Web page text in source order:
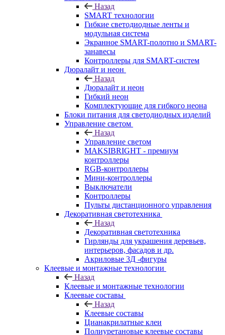
Назад
SMART технологии
Гибкие светодиодные ленты и
модульная система
Экранное SMART-полотно и SMART-
занавесы
Контроллеры для SMART-систем
Дюралайт и неон
Назад
Дюралайт и неон
Гибкий неон
Комплектующие для гибкого неона
Блоки питания для светодиодных изделий
Управление светом
Назад
Управление светом
MAKSIBRIGHT - премиум
контроллеры
RGB-контроллеры
Мини-контроллеры
Выключатели
Контроллеры
Пульты дистанционного управления
Декоративная светотехника
Назад
Декоративная светотехника
Гирлянды для украшения деревьев,
интерьеров, фасадов и др.
Акриловые 3Д -фигуры
Клеевые и монтажные технологии
Назад
Клеевые и монтажные технологии
Клеевые составы
Назад
Клеевые составы
Цианакрилатные клеи
Полиуретановые клеевые составы